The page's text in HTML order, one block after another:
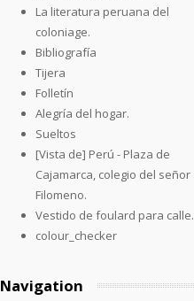
La literatura peruana del
coloniage.
Bibliografía
Tijera
Folletín
Alegría del hogar.
Sueltos
[Vista de] Perú - Plaza de
Cajamarca, colegio del señor
Filomeno.
Vestido de foulard para calle.
colour_checker
Navigation